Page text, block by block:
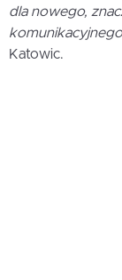
dla nowego,
Katowic.